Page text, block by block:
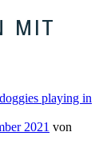
mit
2021 von